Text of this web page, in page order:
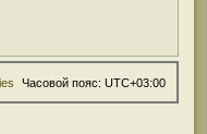
Часовой пояс: UTC+03:00